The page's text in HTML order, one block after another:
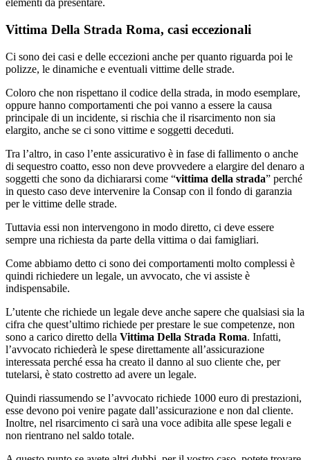
elementi da presentare.
Vittima Della Strada Roma, casi eccezionali
Ci sono dei casi e delle eccezioni anche per quanto riguarda poi le
polizze, le dinamiche e eventuali vittime delle strade.
Coloro che non rispettano il codice della strada, in modo esemplare,
oppure hanno comportamenti che poi vanno a essere la causa
principale di un incidente, si rischia che il risarcimento non sia
elargito, anche se ci sono vittime e soggetti deceduti.
Tra l’altro, in caso l’ente assicurativo è in fase di fallimento o anche
di sequestro coatto, esso non deve provvedere a elargire del denaro a
soggetti che sono da dichiararsi come “vittima della strada” perché
in questo caso deve intervenire la Consap con il fondo di garanzia
per le vittime delle strade.
Tuttavia essi non intervengono in modo diretto, ci deve essere
sempre una richiesta da parte della vittima o dai famigliari.
Come abbiamo detto ci sono dei comportamenti molto complessi è
quindi richiedere un legale, un avvocato, che vi assiste è
indispensabile.
L’utente che richiede un legale deve anche sapere che qualsiasi sia la
cifra che quest’ultimo richiede per prestare le sue competenze, non
sono a carico diretto della Vittima Della Strada Roma. Infatti,
l’avvocato richiederà le spese direttamente all’assicurazione
interessata perché essa ha creato il danno al suo cliente che, per
tutelarsi, è stato costretto ad avere un legale.
Quindi riassumendo se l’avvocato richiede 1000 euro di prestazioni,
esse devono poi venire pagate dall’assicurazione e non dal cliente.
Inoltre, nel risarcimento ci sarà una voce adibita alle spese legali e
non rientrano nel saldo totale.